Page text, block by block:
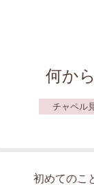
何か
チャペル
初めてのこ